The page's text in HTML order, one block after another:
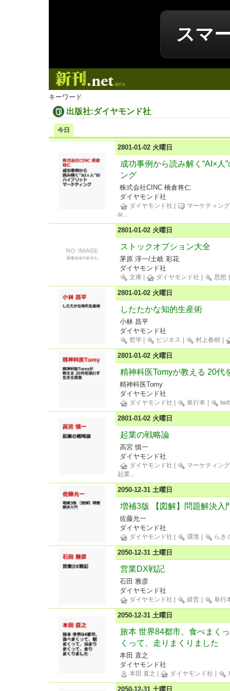
スマ
キーワード
出版社:ダイヤモンド社
今日
2801-01-02 火曜日
成功事例から読み解く“AI×人
ング
株式会社CINC 橋倉将仁
ダイヤモンド社
ダイヤモンド社
マーケティング
ai...
2801-01-02 火曜日
ストックオプション大全
茅原 淳一/土岐 彩花
ダイヤモンド社
文庫 ダイヤモンド社 思想
2801-01-02 火曜日
したたかな知的生産術
小林 昌平
ダイヤモンド社
哲学 ビジネス 村上春樹
2801-01-02 火曜日
精神科医Tomyが教える 20代
精神科医Tomy
ダイヤモンド社
ダイヤモンド社 単行本
2801-01-02 火曜日
起業の戦略論
高宮 慎一
ダイヤモンド社
ダイヤモンド社
マーケティング
起業...
2050-12-31 土曜日
増補3版 【図解】問題解決入
佐藤允一
ダイヤモンド社
ダイヤモンド社 環境 らき
2050-12-31 土曜日
営業DX戦記
石田 雅彦
ダイヤモンド社
ダイヤモンド社 経営 単行
2050-12-31 土曜日
旅本 世界84都市、食べまく
くって、走りまくりました
本田 直之
ダイヤモンド社
本田 直之 ダイヤモンド社
2050-12-31 土曜日